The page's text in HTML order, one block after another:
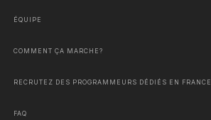
ÉQUIPE
COMMENT ÇA MARCHE?
RECRUTEZ DES PROGRAMMEURS DÉDIÉS EN FRANCE
FAQ